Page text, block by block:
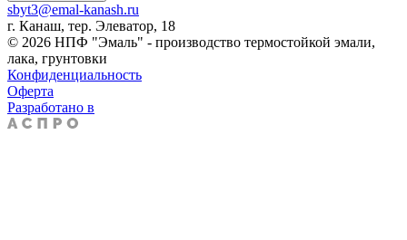
sbyt3@emal-kanash.ru
г. Канаш, тер. Элеватор, 18
© 2026 НПФ "Эмаль" - производство термостойкой эмали,
лака, грунтовки
Конфиденциальность
Оферта
Разработано в